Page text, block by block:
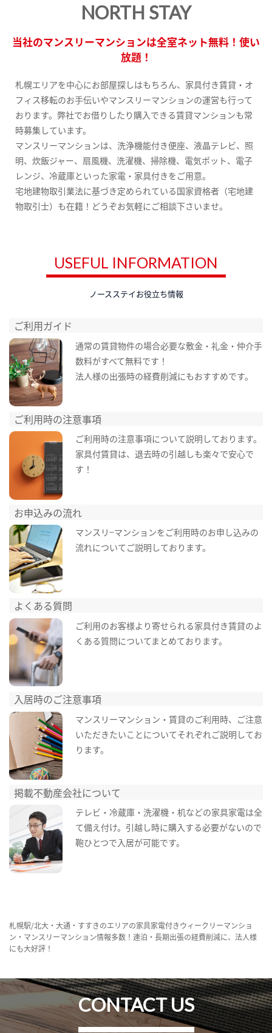
NORTH STAY
当社のマンスリーマンションは全室ネット無料！使い
放題！
札幌エリアを中心にお部屋探しはもちろん、家具付き賃貸・オ
フィス移転のお手伝いやマンスリーマンションの運営も行って
おります。弊社でお借りしたり購入できる賃貸マンションも常
時募集しています。
マンスリーマンションは、洗浄機能付き便座、液晶テレビ、照
明、炊飯ジャー、扇風機、洗濯機、掃除機、電気ポット、電子
レンジ、冷蔵庫といった家電・家具付きをご用意。
宅地建物取引業法に基づき定められている国家資格者（宅地建
物取引士）も在籍！どうぞお気軽にご相談下さいませ。
USEFUL INFORMATION
ノースステイお役立ち情報
ご利用ガイド
通常の賃貸物件の場合必要な敷金・礼金・仲介手
数料がすべて無料です！
法人様の出張時の経費削減にもおすすめです。
ご利用時の注意事項
ご利用時の注意事項について説明しております。
家具付賃貸は、退去時の引越しも楽々で安心で
す！
お申込みの流れ
マンスリ−マンションをご利用時のお申し込みの
流れについてご説明しております。
よくある質問
ご利用のお客様より寄せられる家具付き賃貸のよ
くある質問についてまとめております。
入居時のご注意事項
マンスリーマンション・賃貸のご利用時、ご注意
いただきたいことについてそれぞれご説明してお
ります。
掲載不動産会社について
テレビ・冷蔵庫・洗濯機・机などの家具家電は全
て備え付け。引越し時に購入する必要がないので
鞄ひとつで入居が可能です。
札幌駅/北大・大通・すすきのエリアの家具家電付きウィークリーマンショ
ン・マンスリーマンション情報多数！連泊・長期出張の経費削減に、法人様
にも大好評！
CONTACT US